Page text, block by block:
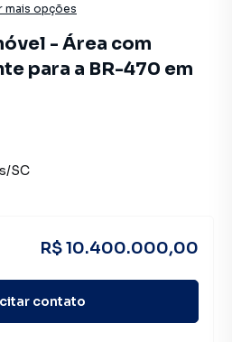
mais opções
- Área com
para a BR-470 em
/SC
R$ 10.400.000,00
contato